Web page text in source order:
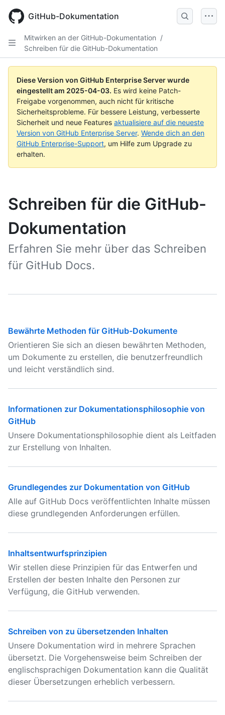
main
GitHub-Dokumentation
Mitwirken an der GitHub-Dokumentation /
Schreiben für die GitHub-Dokumentation
Diese Version von GitHub Enterprise Server wurde
eingestellt am 2025-04-03. Es wird keine Patch-
Freigabe vorgenommen, auch nicht für kritische
Sicherheitsprobleme. Für bessere Leistung, verbesserte
Sicherheit und neue Features aktualisiere auf die neueste
Version von GitHub Enterprise Server. Wende dich an den
GitHub Enterprise-Support, um Hilfe zum Upgrade zu
erhalten.
Schreiben für die GitHub-
Dokumentation
Erfahren Sie mehr über das Schreiben
für GitHub Docs.
Bewährte Methoden für GitHub-Dokumente
Orientieren Sie sich an diesen bewährten Methoden,
um Dokumente zu erstellen, die benutzerfreundlich
und leicht verständlich sind.
Informationen zur Dokumentationsphilosophie von
GitHub
Unsere Dokumentationsphilosophie dient als Leitfaden
zur Erstellung von Inhalten.
Grundlegendes zur Dokumentation von GitHub
Alle auf GitHub Docs veröffentlichten Inhalte müssen
diese grundlegenden Anforderungen erfüllen.
Inhaltsentwurfsprinzipien
Wir stellen diese Prinzipien für das Entwerfen und
Erstellen der besten Inhalte den Personen zur
Verfügung, die GitHub verwenden.
Schreiben von zu übersetzenden Inhalten
Unsere Dokumentation wird in mehrere Sprachen
übersetzt. Die Vorgehensweise beim Schreiben der
englischsprachigen Dokumentation kann die Qualität
dieser Übersetzungen erheblich verbessern.